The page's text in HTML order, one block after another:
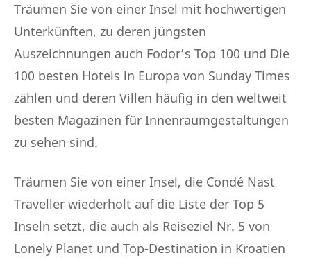
Träumen Sie von einer Insel mit hochwertigen
Unterkünften, zu deren jüngsten
Auszeichnungen auch Fodor’s Top 100 und Die
100 besten Hotels in Europa von Sunday Times
zählen und deren Villen häufig in den weltweit
besten Magazinen für Innenraumgestaltungen
zu sehen sind.
Träumen Sie von einer Insel, die Condé Nast
Traveller wiederholt auf die Liste der Top 5
Inseln setzt, die auch als Reiseziel Nr. 5 von
Lonely Planet und Top-Destination in Kroatien